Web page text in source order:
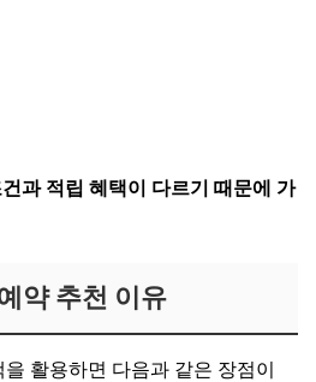
과 적립 혜택이 다르기 때문에 가
약 추천 이유
활용하면 다음과 같은 장점이